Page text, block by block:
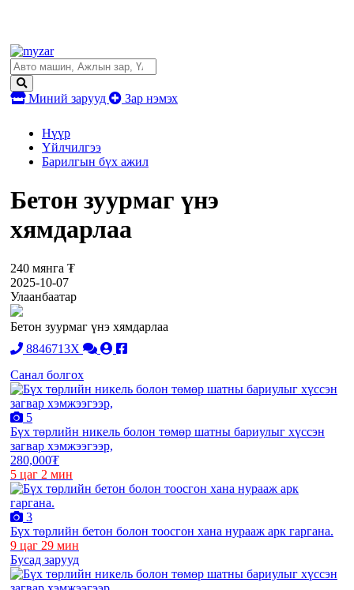
Миний зарууд Зар нэмэх
Нүүр
Үйлчилгээ
Барилгын бүх ажил
Бетон зуурмаг үнэ
хямдарлаа
240 мянга ₮
2025-10-07
Улаанбаатар
Бетон зуурмаг үнэ хямдарлаа
8846713X
Санал болгох
5
Бүх төрлийн никель болон төмөр шатны бариулыг хүссэн
загвар хэмжээгээр,
280,000₮
5 цаг 2 мин
3
Бүх төрлийн бетон болон тоосгон хана нурааж арк гаргана.
9 цаг 29 мин
Бусад зарууд